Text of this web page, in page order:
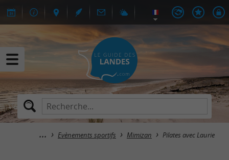
Evènements sportifs Mimizan Pilates avec Laurie